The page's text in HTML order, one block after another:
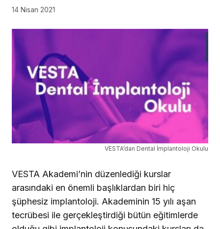
14 Nisan 2021
VESTA’dan Dental İmplantoloji Okulu
VESTA Akademi’nin düzenlediği kurslar
arasındaki en önemli başlıklardan biri hiç
şüphesiz implantoloji. Akademinin 15 yılı aşan
tecrübesi ile gerçekleştirdiği bütün eğitimlerde